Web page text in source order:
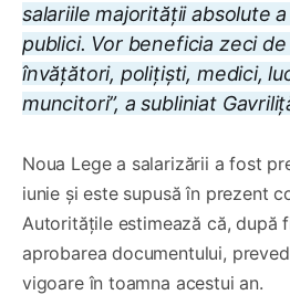
salariile majorității absolute
publici. Vor beneficia zeci
învățători, polițiști, medici,
muncitori”, a subliniat
Noua Lege a salarizării a fost
iunie și este supusă în prezent
Autoritățile estimează că, după
aprobarea documentului,
vigoare în toamna acestui an.